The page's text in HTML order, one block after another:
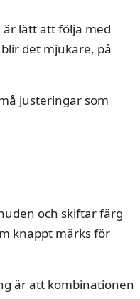
lätt att följa med
det mjukare, på
justeringar som
och skiftar färg
knappt märks för
är att kombinationen